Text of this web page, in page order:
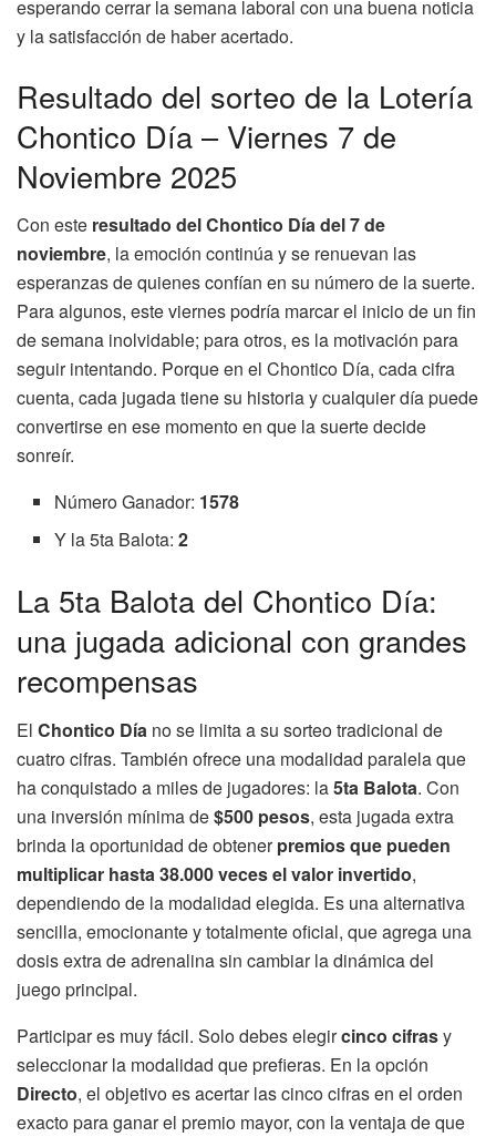
esperando cerrar la semana laboral con una buena noticia
y la satisfacción de haber acertado.
Resultado del sorteo de la Lotería
Chontico Día – Viernes 7 de
Noviembre 2025
Con este resultado del Chontico Día del 7 de
noviembre, la emoción continúa y se renuevan las
esperanzas de quienes confían en su número de la suerte.
Para algunos, este viernes podría marcar el inicio de un fin
de semana inolvidable; para otros, es la motivación para
seguir intentando. Porque en el Chontico Día, cada cifra
cuenta, cada jugada tiene su historia y cualquier día puede
convertirse en ese momento en que la suerte decide
sonreír.
Número Ganador: 1578
Y la 5ta Balota:2
La 5ta Balota del Chontico Día:
una jugada adicional con grandes
recompensas
El Chontico Día no se limita a su sorteo tradicional de
cuatro cifras. También ofrece una modalidad paralela que
ha conquistado a miles de jugadores: la5ta Balota. Con
una inversión mínima de$500 pesos, esta jugada extra
brinda la oportunidad de obtenerpremios que pueden
multiplicar hasta 38.000 veces el valor invertido,
dependiendo de la modalidad elegida. Es una alternativa
sencilla, emocionante y totalmente oficial, que agrega una
dosis extra de adrenalina sin cambiar la dinámica del
juego principal.
Participar es muy fácil. Solo debes elegircinco cifrasy
seleccionar la modalidad que prefieras. En la opción
Directo, el objetivo es acertar las cinco cifras en el orden
exacto para ganar el premio mayor, con la ventaja de que